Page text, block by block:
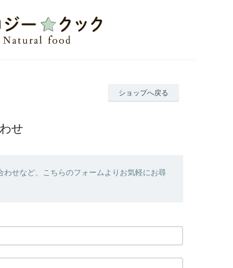
ショップへ戻る
せ
せなど、こちらのフォームよりお気軽にお尋